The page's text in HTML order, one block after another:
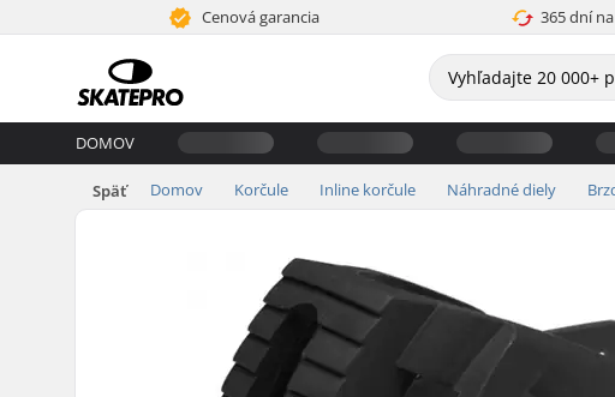
Cenová garancia 365 dní
DOMOV
Späť Domov Korčule Inline korčule Náhradné diely